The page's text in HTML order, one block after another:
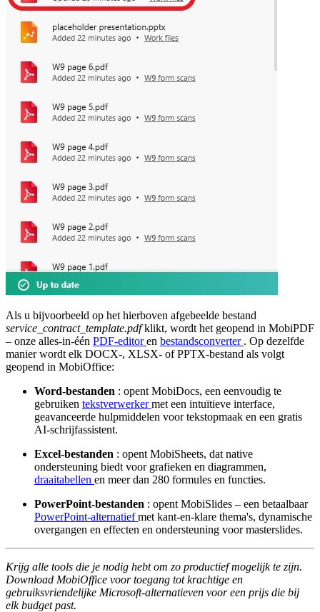
Als u bijvoorbeeld op het hierboven afgebeelde bestand
service_contract_template.pdfklikt, wordt het geopend in MobiPDF
– onze alles-in-één PDF-editoren bestandsconverter . Op dezelfde
manier wordt elk DOCX-, XLSX- of PPTX-bestand als volgt
geopend in MobiOffice:
Word-bestanden : opent MobiDocs, een eenvoudig te
gebruiken tekstverwerkermet een intuïtieve interface,
geavanceerde hulpmiddelen voor tekstopmaak en een gratis
AI-schrijfassistent.
Excel-bestanden : opent MobiSheets, dat native
ondersteuning biedt voor grafieken en diagrammen,
draaitabellen en meer dan 280 formules en functies.
PowerPoint-bestanden : opent MobiSlides – een betaalbaar
PowerPoint-alternatiefmet kant-en-klare thema's, dynamische
overgangen en effecten en ondersteuning voor masterslides.
Krijg alle tools die je nodig hebt om zo productief mogelijk te zijn.
Download MobiOffice voor toegang tot krachtige en
gebruiksvriendelijke Microsoft-alternatieven voor een prijs die bij
elk budget past.